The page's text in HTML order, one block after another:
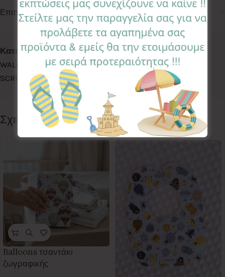
Επιπλέον πληροφορίες
Κωδικός προϊόντος: RBN-PO
Κατηγορίες: ACCESSORIES BEACH COLLECTION, LETS
WALK
ΚΟΡΔΕΛΕΣ & SCRUNCHIES, ΚΟΡΔΕΛΕΣ &
SCRUNCHIES
ΚΟΡΔΕΛΕΣ & SCRUNCHIES
Follow:
Σχετικά προϊόντα
Balloons τσαντάκι
ζωγραφικής